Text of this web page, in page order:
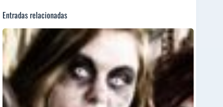
Entradas relacionadas